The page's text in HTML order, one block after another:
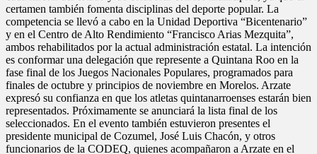
certamen también fomenta disciplinas del deporte popular. La
competencia se llevó a cabo en la Unidad Deportiva “Bicentenario”
y en el Centro de Alto Rendimiento “Francisco Arias Mezquita”,
ambos rehabilitados por la actual administración estatal. La intención
es conformar una delegación que represente a Quintana Roo en la
fase final de los Juegos Nacionales Populares, programados para
finales de octubre y principios de noviembre en Morelos. Arzate
expresó su confianza en que los atletas quintanarroenses estarán bien
representados. Próximamente se anunciará la lista final de los
seleccionados. En el evento también estuvieron presentes el
presidente municipal de Cozumel, José Luis Chacón, y otros
funcionarios de la CODEQ, quienes acompañaron a Arzate en el